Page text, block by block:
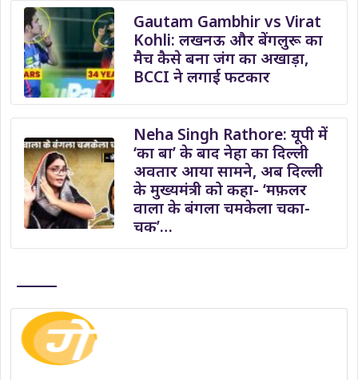
Gautam Gambhir vs Virat
Kohli: लखनऊ और बेंगलुरू का
मैच कैसे बना जंग का अखाड़ा,
BCCI ने लगाई फटकार
Neha Singh Rathore: यूपी में
‘का बा’ के बाद नेहा का दिल्ली
अवतार आया सामने, अब दिल्ली
के मुख्यमंत्री को कहा- ‘मफ़लर
वाला के बंगला चमकेला चका-
चक’…